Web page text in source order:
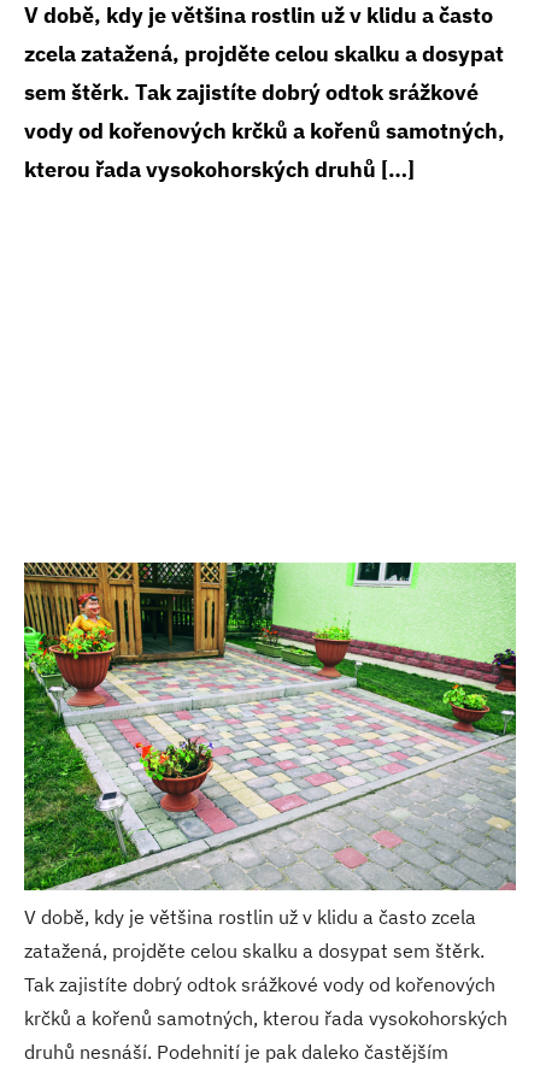
V době, kdy je většina rostlin už v klidu a často
zcela zatažená, projděte celou skalku a dosypat
sem štěrk. Tak zajistíte dobrý odtok srážkové
vody od kořenových krčků a kořenů samotných,
kterou řada vysokohorských druhů […]
V době, kdy je většina rostlin už v klidu a často zcela
zatažená, projděte celou skalku a dosypat sem štěrk.
Tak zajistíte dobrý odtok srážkové vody od kořenových
krčků a kořenů samotných, kterou řada vysokohorských
druhů nesnáší. Podehnití je pak daleko častějším